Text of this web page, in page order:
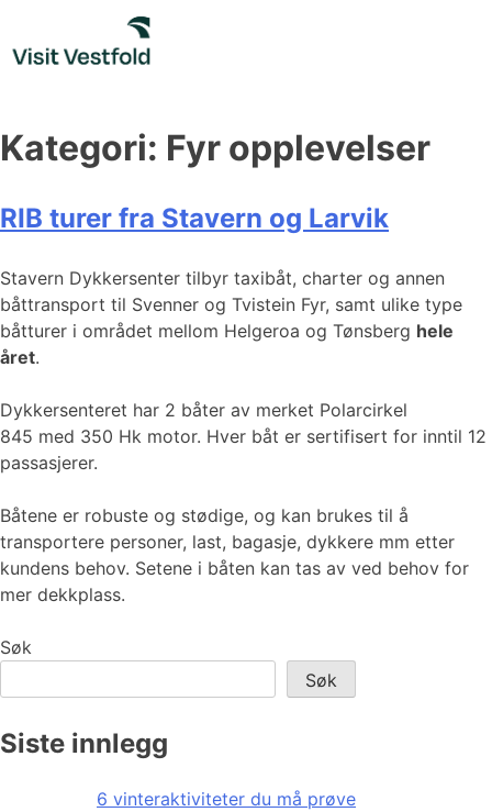
content
Kategori: Fyr opplevelser
RIB turer fra Stavern og Larvik
Stavern Dykkersenter tilbyr taxibåt, charter og annen
båttransport til Svenner og Tvistein Fyr, samt ulike type
båtturer i området mellom Helgeroa og Tønsberg hele
året.
Dykkersenteret har 2 båter av merket Polarcirkel
845 med 350 Hk motor. Hver båt er sertifisert for inntil 12
passasjerer.
Båtene er robuste og stødige, og kan brukes til å
transportere personer, last, bagasje, dykkere mm etter
kundens behov. Setene i båten kan tas av ved behov for
mer dekkplass.
Søk
Søk
Siste innlegg
6 vinteraktiviteter du må prøve